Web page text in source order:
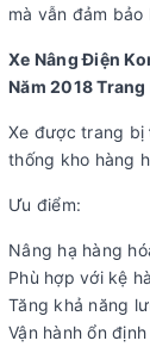
mà vẫn đảm bảo
Xe Nâng Điện
Năm 2018
Xe được trang bị
thống kho hàng
Ưu điểm:
Nâng hạ hàng
Phù hợp với kệ
Tăng khả năng
Vận hành ổn